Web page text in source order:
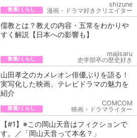
教養/くらし
shizune
漫画・ドラマ好きクリエイター
儒教とは？教えの内容・五常をわかりや
すく解説【日本への影響も】
教養/くらし
majisaru
史学部卒の歴史好き
山田孝之のカメレオン俳優ぶりを語る！
実写化した映画、テレビドラマの魅力を
紹介
教養/くらし
COMCOM
映画・ドラマライター
【#1】※この岡山天音はフィクションで
す。／「岡山天音って本名？」